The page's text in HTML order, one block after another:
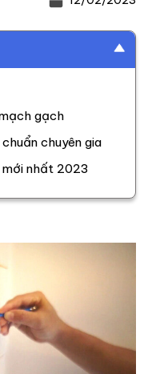
gạch
chuyên gia
nhất 2023